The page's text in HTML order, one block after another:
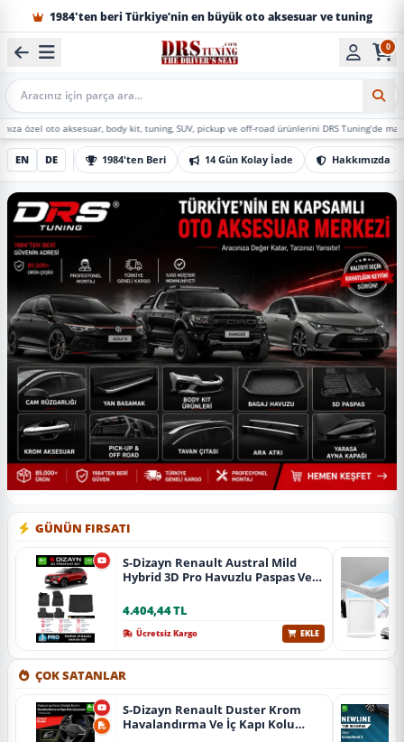
🚚 300 TL Üzeri Ücretsiz Kargo
3 iş günü • Gecikirse 50 Puan (50 TL)
1984'ten beri Türkiye’nin en büyük oto aksesuar ve tuning
0
Mobil Arama
aksesuar, body kit, tuning, SUV, pickup ve off-road ürünlerini DRS Tuning’de marka, model ve
EN DE 1984'ten Beri 14 Gün Kolay İade Hakkımızda
GÜNÜN FIRSATI
S-Dizayn Renault Austral Mild
Hybrid 3D Pro Havuzlu Paspas Ve
Üzeri A+ Kalite
4.404,44 TL
Ücretsiz Kargo EKLE
ÇOK SATANLAR
S-Dizayn Renault Duster Krom
Havalandırma Ve İç Kapı Kolu